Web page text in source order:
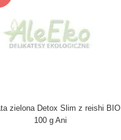
zielona Detox Slim z reishi BIO
100 g Ani